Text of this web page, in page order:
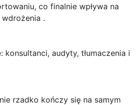
co finalnie wpływa na
.
konsultanci, audyty, tłumaczenia i
rzadko kończy się na samym